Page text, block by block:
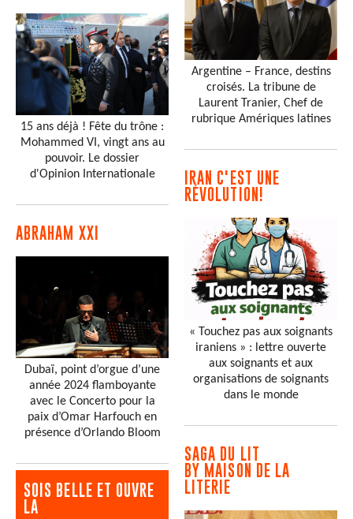
15 ans déjà ! Fête du trône :
Mohammed VI, vingt ans au
pouvoir. Le dossier
d'Opinion Internationale
ABRAHAM XXI
Dubaï, point d’orgue d’une
année 2024 flamboyante
avec le Concerto pour la
paix d’Omar Harfouch en
présence d’Orlando Bloom
SOIS BELLE ET OUVRE
LA
Argentine – France, destins
croisés. La tribune de
Laurent Tranier, Chef de
rubrique Amériques latines
IRAN C'EST UNE
RÉVOLUTION!
« Touchez pas aux soignants
iraniens » : lettre ouverte
aux soignants et aux
organisations de soignants
dans le monde
SAGA DU LIT
BY MAISON DE LA
LITERIE